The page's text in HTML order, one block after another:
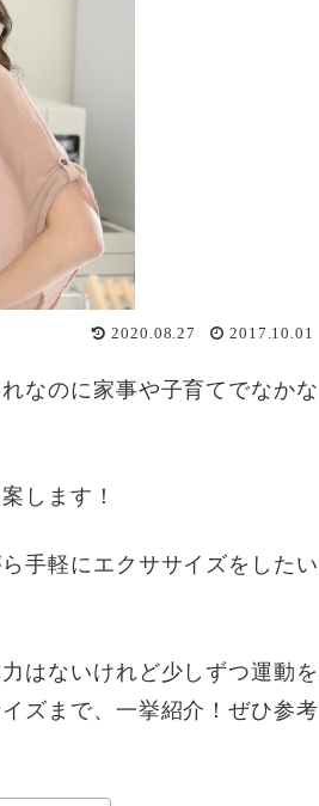
2020.08.27 2017.10.01
なのに家事や子育てでなかな
します！
手軽にエクササイズをしたい
はないけれど少しずつ運動を
ズまで、一挙紹介！ぜひ参考